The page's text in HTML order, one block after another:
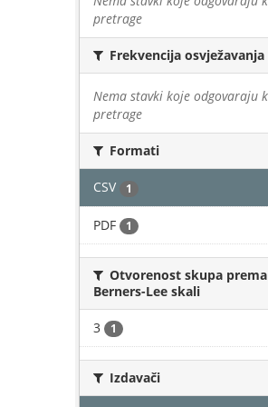
pretrage
Frekvencija
Nema stavki koje odgovaraju
pretrage
Formati
CSV 1
PDF 1
Otvorenost skupa
Berners-Lee skali
3 1
Izdavači